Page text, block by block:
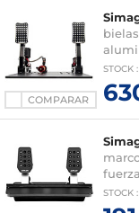
COMPARAR
STOCK :
STOCK :